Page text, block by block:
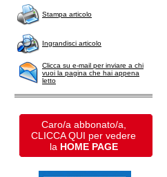
Stampa articolo
Ingrandisci articolo
Clicca su e-mail per inviare a chi
vuoi la pagina che hai appena
letto
Caro/a abbonato/a,
CLICCA QUI per vedere
la HOME PAGE